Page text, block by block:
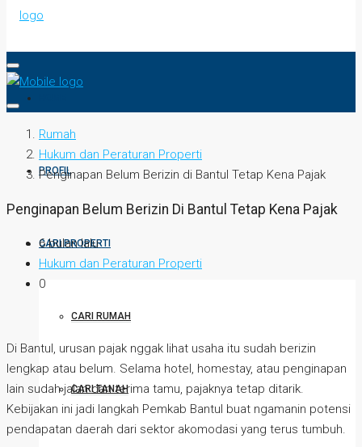
PROFIL
CARI PROPERTI
CARI RUMAH
CARI TANAH
Rumah
Hukum dan Peraturan Properti
Penginapan Belum Berizin di Bantul Tetap Kena Pajak
Penginapan Belum Berizin Di Bantul Tetap Kena Pajak
6 bulan lalu
Hukum dan Peraturan Properti
0
Di Bantul, urusan pajak nggak lihat usaha itu sudah berizin
lengkap atau belum. Selama hotel, homestay, atau penginapan
lain sudah jalan dan terima tamu, pajaknya tetap ditarik.
Kebijakan ini jadi langkah Pemkab Bantul buat ngamanin potensi
pendapatan daerah dari sektor akomodasi yang terus tumbuh.